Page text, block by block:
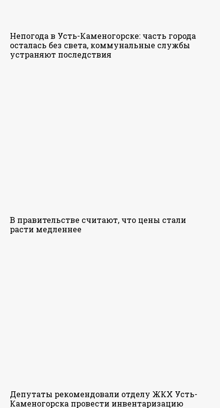
Непогода в Усть-Каменогорске: часть города
осталась без света, коммунальные службы
устраняют последствия
В правительстве считают, что цены стали
расти медленнее
Депутаты рекомендовали отделу ЖКХ Усть-
Каменогорска провести инвентаризацию